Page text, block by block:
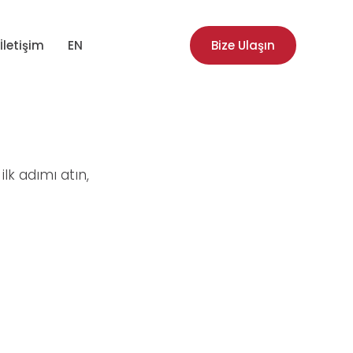
İletişim EN Bize Ulaşın
adımı atın,